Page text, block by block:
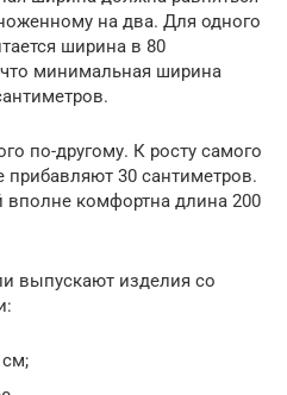
на два. Для одного
ширина в 80
что минимальная ширина
по-другому. К росту самого
прибавляют 30 сантиметров.
комфортна длина 200
выпускают изделия со